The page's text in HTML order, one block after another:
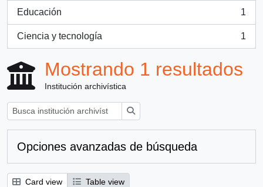
Educación
, 1 resultados
1
Ciencia y tecnología
, 1 resultados
1
Mostrando 1 resultados
Institución archivística
Opciones avanzadas de búsqueda
Card view
Table view